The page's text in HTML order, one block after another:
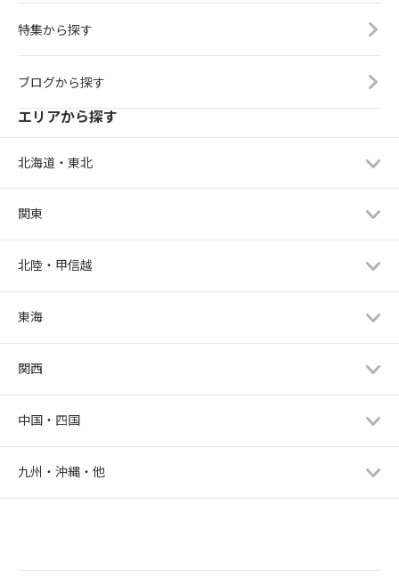
特集から探す
ブログから探す
エリアから探す
北海道・東北
関東
北陸・甲信越
東海
関西
中国・四国
九州・沖縄・他